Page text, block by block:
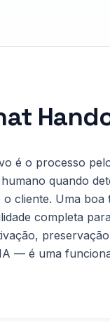
é o processo
quando
o cliente. Uma
completa
— é uma